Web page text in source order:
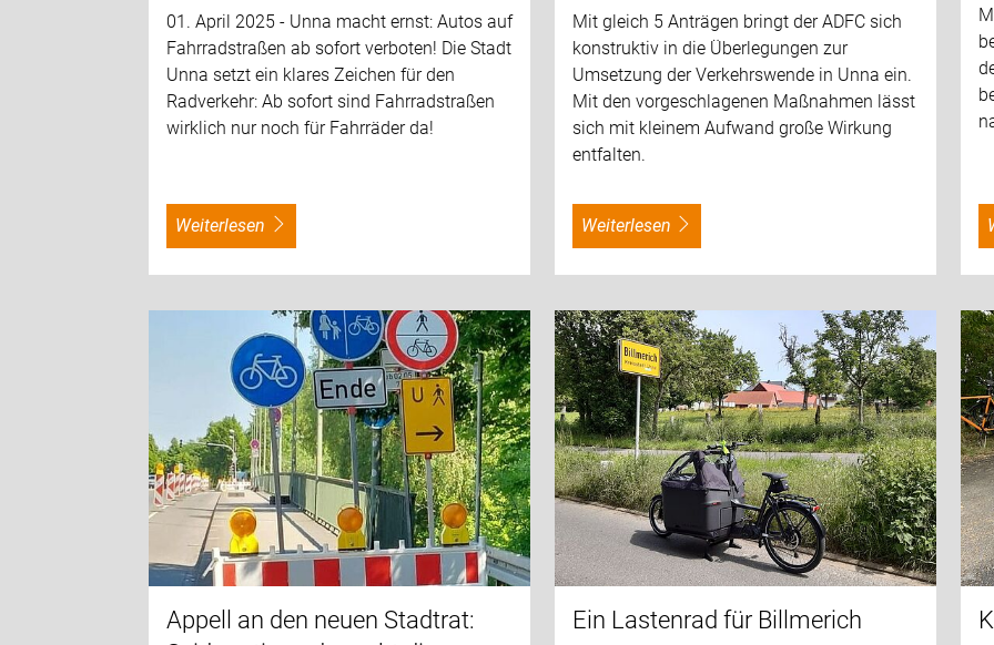
01. April 2025 - Unna macht ernst: Autos auf
Fahrradstraßen ab sofort verboten! Die Stadt
Unna setzt ein klares Zeichen für den
Radverkehr: Ab sofort sind Fahrradstraßen
wirklich nur noch für Fahrräder da!
weiterlesen
Mit gleich 5 Anträgen bringt der ADFC sich
konstruktiv in die Überlegungen zur
Umsetzung der Verkehrswende in Unna ein.
Mit den vorgeschlagenen Maßnahmen lässt
sich mit kleinem Aufwand große Wirkung
entfalten.
weiterlesen
Appell an den neuen Stadtrat:
Ein Lastenrad für Billmerich